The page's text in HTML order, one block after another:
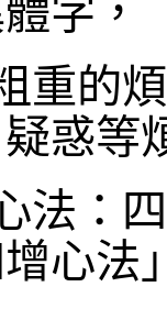
體字
重的
惑等
法：
心法